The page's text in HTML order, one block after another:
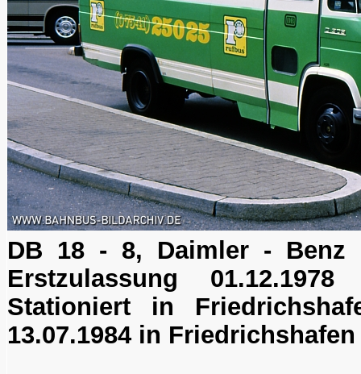
DB 18 - 8, Daimler - Benz
Erstzulassung 01.12.1978
Stationiert in
13.07.1984 in